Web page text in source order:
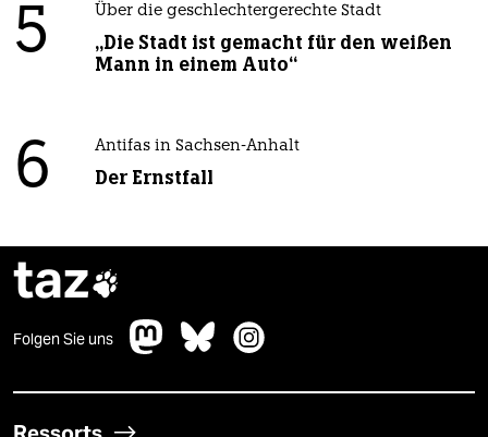
5 Über die geschlechtergerechte Stadt
„Die Stadt ist gemacht für den weißen
Mann in einem Auto“
6 Antifas in Sachsen-Anhalt
Der Ernstfall
taz
Folgen Sie uns